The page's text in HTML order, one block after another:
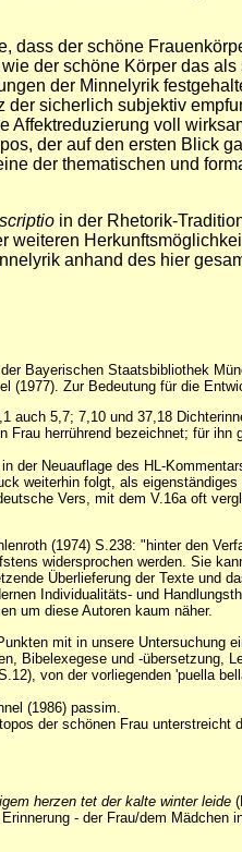
dass der schöne
der schöne Körper das
der Minnelyrik
sicherlich subjektiv
voll
der auf den ersten Blick
der thematischen und
in der Rhetorik-
anhand des hier
Bayerischen Staatsbibliothek
Zur Bedeutung für die
auch 5,7; 7,10 und 37,18
herrührend bezeichnet; für
der Neuauflage des HL-
weiterhin folgt, als
Vers, mit dem V.16a oft
(1974) S.238: "hinter den
widersprochen werden. Sie
Überlieferung der Texte und
Individualitäts- und
um diese Autoren kaum näher.
mit in unsere Untersuchung
Bibelexegese und -übersetzung,
von der vorliegenden 'puella
(1986) passim.
der schönen Frau
herzen tet der kalte winter leide
- der Frau/dem